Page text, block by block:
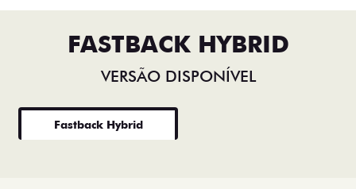
FASTBACK HYBRID
VERSÃO DISPONÍVEL
Fastback Hybrid